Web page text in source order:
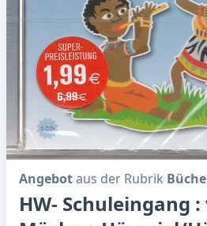
Angebotaus der Rubrik
HW- Schuleingang